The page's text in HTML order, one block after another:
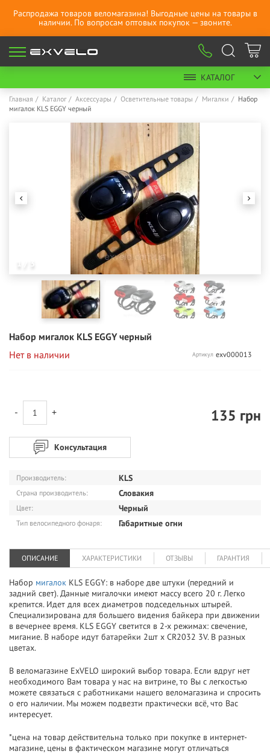
Распродажа товаров веломагазина! Выгодные цены на товары в
наличии. По вопросам оптовых покупок — звоните.
КАТАЛОГ
Главная Каталог Аксессуары Осветительные товары Мигалки
Набор
мигалок KLS EGGY черный
1 / 3
Набор мигалок KLS EGGY черный
Нет в наличии
Артикул exv000013
Производитель: KLS
Страна производитель: Словакия
Цвет: Черный
Тип велосипедного фонаря: Габаритные огни
- + 135 грн
Консультация
ОПИСАНИЕ ХАРАКТЕРИСТИКИ ОТЗЫВЫ ГАРАНТИЯ
Набор мигалок KLS EGGY: в наборе две штуки (передний и
задний свет). Данные мигалочки имеют массу всего 20 г. Легко
крепится. Идет для всех диаметров подседельных штырей.
Специализирована для большего видения байкера при движении
в вечернее время. KLS EGGY светится в 2-х режимах: свечение,
мигание. В наборе идут батарейки 2шт х CR2032 3V. В разных
цветах.
В веломагазине ExVELO широкий выбор товара. Если вдруг нет
необходимого Вам товара у нас на витрине, то Вы с легкостью
можете связаться с работниками нашего веломагазина и спросить
о его наличии. Мы можем подвезти практически всё, что Вас
интересует.
*цена на товар действительна только при покупке в интернет-
магазине, цены в фактическом магазине могут отличаться